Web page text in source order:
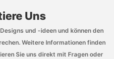
Uns
und -ideen und können den
Weitere Informationen finden
Sie uns direkt mit Fragen oder